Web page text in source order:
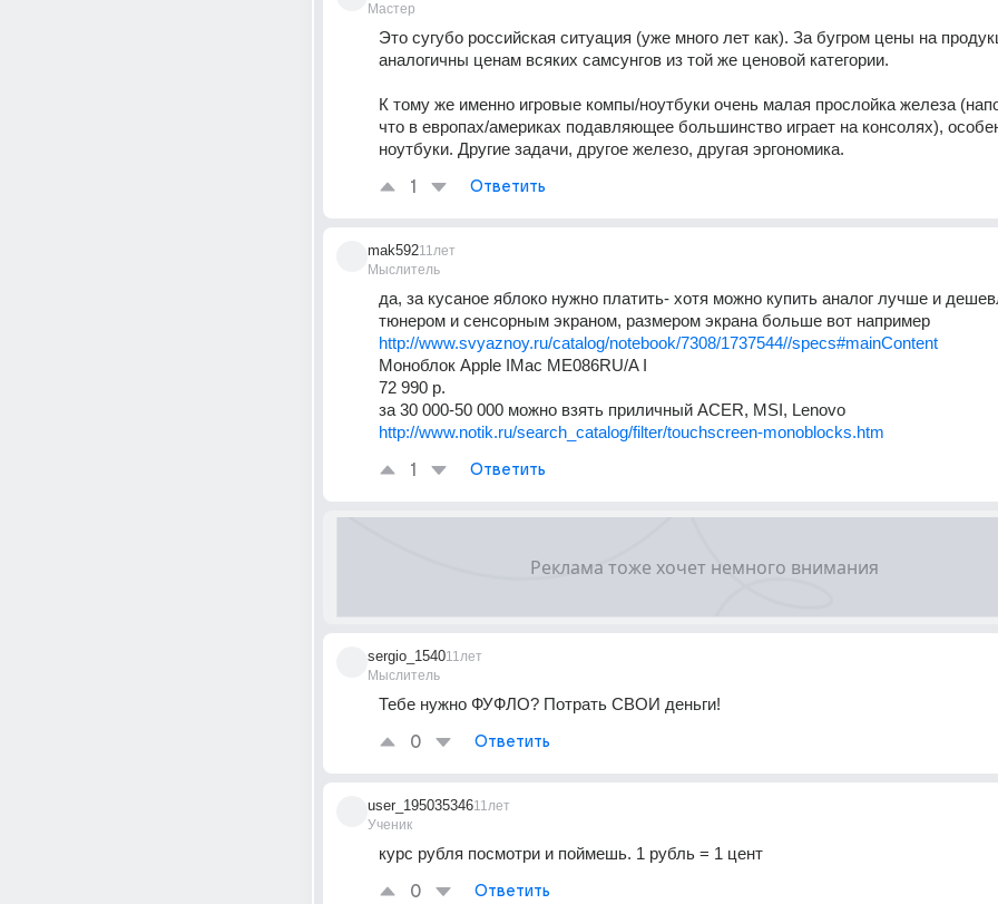
Мастер
Это сугубо российская ситуация (уже много лет как). За бугром цены на
аналогичны ценам всяких самсунгов из той же ценовой категории.
К тому же именно игровые компы/ноутбуки очень малая прослойка железа
что в европах/америках подавляющее большинство играет на консолях),
ноутбуки. Другие задачи, другое железо, другая эргономика.
1 Ответить
mak592
Мыслитель
11лет
да, за кусаное яблоко нужно платить- хотя можно купить аналог лучше и
тюнером и сенсорным экраном, размером экрана больше вот например
http://www.svyaznoy.ru/catalog/notebook/7308/1737544//specs#mainContent
Моноблок Apple IMac ME086RU/A I
72 990 р.
за 30 000-50 000 можно взять приличный ACER, MSI, Lenovo
http://www.notik.ru/search_catalog/filter/touchscreen-monoblocks.htm
1 Ответить
sergio_1540
Мыслитель
11лет
Тебе нужно ФУФЛО? Потрать СВОИ деньги!
0 Ответить
user_195035346
Ученик
11лет
курс рубля посмотри и поймешь. 1 рубль = 1 цент
0 Ответить